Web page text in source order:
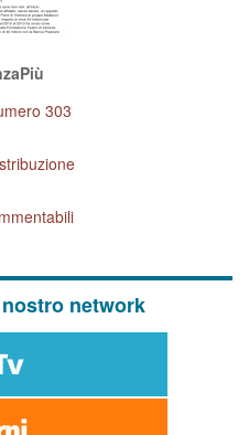
303
network